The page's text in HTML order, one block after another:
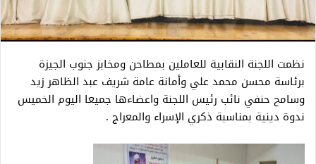
نظمت اللجنة النقابية للعاملين بمطاحن ومخابز جنوب الجيزة
برئاسة محسن محمد علي وأمانة عامة شريف عبد الظاهر زيد
وسامح حنفي نائب رئيس اللجنة واعضاءها جميعا اليوم الخميس
ندوة دينية بمناسبة ذكري الإسراء والمعراج .